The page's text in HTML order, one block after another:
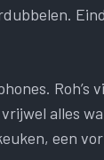
Roh’s
alles
een